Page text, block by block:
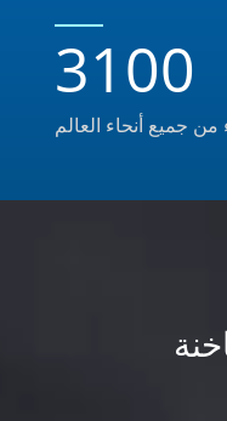
3100
من جميع أنحاء العالم